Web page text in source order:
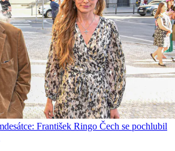
František Ringo Čech se pochlubil